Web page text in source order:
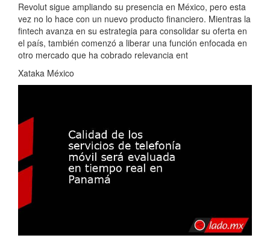
Revolut sigue ampliando su presencia en México, pero esta
vez no lo hace con un nuevo producto financiero. Mientras la
fintech avanza en su estrategia para consolidar su oferta en
el país, también comenzó a liberar una función enfocada en
otro mercado que ha cobrado relevancia ent
Xataka México